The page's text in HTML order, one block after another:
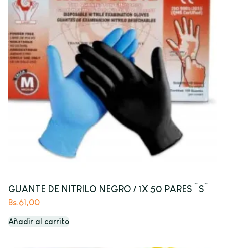
GUANTE DE NITRILO NEGRO / 1X 50 PARES ¨S¨
Bs.61,00
Añadir al carrito